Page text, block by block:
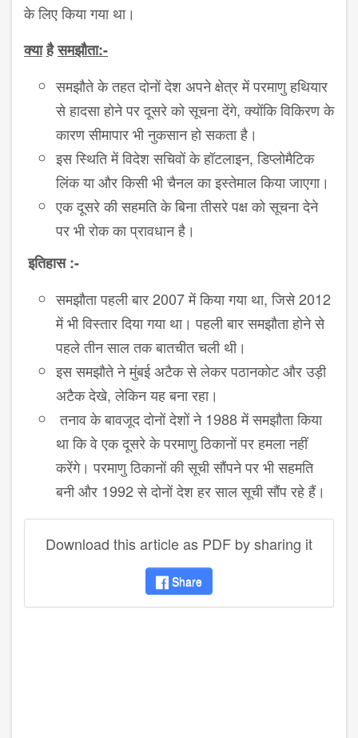
के लिए किया गया था।
क्याहैसमझौता:-
समझौते के तहत दोनों देश अपने क्षेत्र में परमाणु हथियार
से हादसा होने पर दूसरे को सूचना देंगे, क्योंकि विकिरण के
कारण सीमापार भी नुकसान हो सकता है।
इस स्थिति में विदेश सचिवों के हॉटलाइन, डिप्लोमैटिक
लिंक या और किसी भी चैनल का इस्तेमाल किया जाएगा।
एक दूसरे की सहमति के बिना तीसरे पक्ष को सूचना देने
पर भी रोक का प्रावधान है।
इतिहास:-
समझौता पहली बार 2007 में किया गया था, जिसे 2012
में भी विस्तार दिया गया था। पहली बार समझौता होने से
पहले तीन साल तक बातचीत चली थी।
इस समझौते ने मुंबई अटैक से लेकर पठानकोट और उड़ी
अटैक देखे, लेकिन यह बना रहा।
तनाव के बावजूद दोनों देशों ने 1988 में समझौता किया
था कि वे एक दूसरे के परमाणु ठिकानों पर हमला नहीं
करेंगे। परमाणु ठिकानों की सूची सौंपने पर भी सहमति
बनी और 1992 से दोनों देश हर साल सूची सौंप रहे हैं।
Download this article as PDF by sharing it
Share